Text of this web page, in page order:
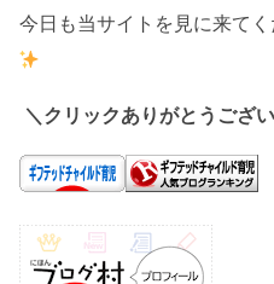
今日も当サイトを見に来て
＼クリックありがとうござ